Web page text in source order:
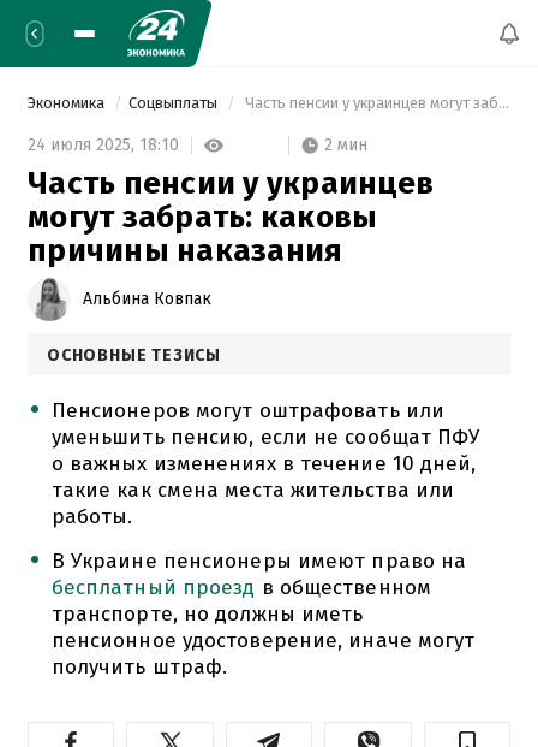
Экономика Соцвыплаты Часть пенсии у украинцев могут забрать: каковы причины наказания
24 июля 2025, 18:10 2 мин
Часть пенсии у украинцев
могут забрать: каковы
причины наказания
Альбина Ковпак
ОСНОВНЫЕ ТЕЗИСЫ
Пенсионеров могут оштрафовать или
уменьшить пенсию, если не сообщат ПФУ
о важных изменениях в течение 10 дней,
такие как смена места жительства или
работы.
В Украине пенсионеры имеют право на
бесплатный проезд в общественном
транспорте, но должны иметь
пенсионное удостоверение, иначе могут
получить штраф.